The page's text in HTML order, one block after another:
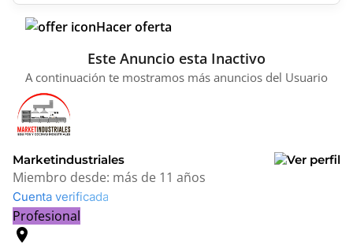
Hacer oferta
Este Anuncio esta Inactivo
A continuación te mostramos más anuncios del Usuario
Marketindustriales
Miembro desde: más de 11 años
Cuenta verificada
Profesional
location_on